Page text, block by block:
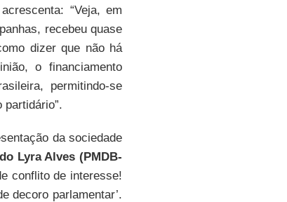
“Veja, em
recebeu quase
dizer que não há
o financiamento
permitindo-se
da sociedade
Lyra Alves (PMDB-
conflito de interesse!
decoro parlamentar’.